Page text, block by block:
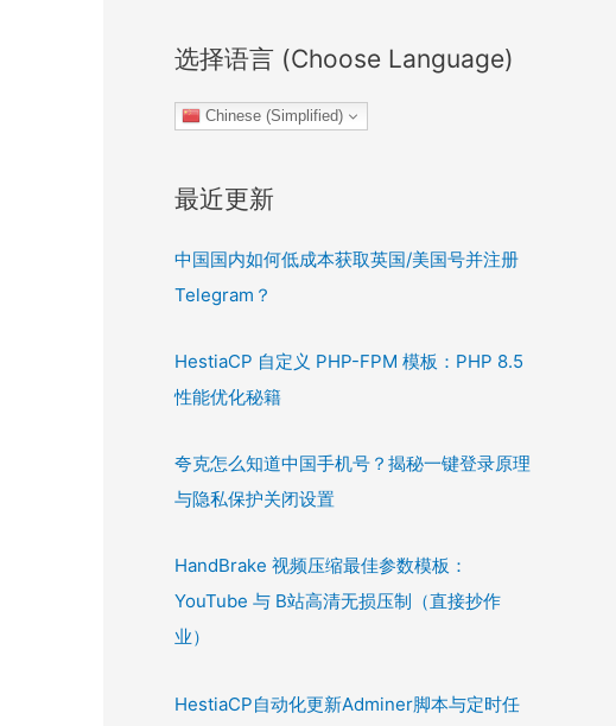
选择语言 (Choose Language)
Chinese (Simplified)
最近更新
中国国内如何低成本获取英国/美国号并注册
Telegram？
HestiaCP 自定义 PHP-FPM 模板：PHP 8.5
性能优化秘籍
夸克怎么知道中国手机号？揭秘一键登录原理
与隐私保护关闭设置
HandBrake 视频压缩最佳参数模板：
YouTube 与 B站高清无损压制（直接抄作
业）
HestiaCP自动化更新Adminer脚本与定时任